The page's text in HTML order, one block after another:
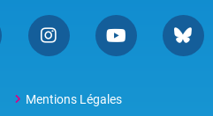
Mentions Légales